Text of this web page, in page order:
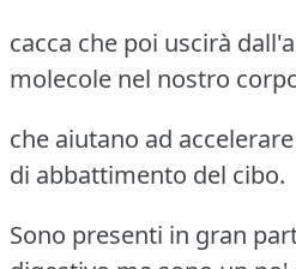
cacca che poi uscirà
molecole nel nostro
che aiutano ad
di abbattimento del cibo.
Sono presenti in gran